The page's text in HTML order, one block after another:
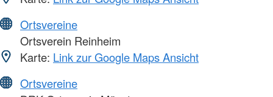
Ortsvereine
Ortsverein Reinheim
Karte: Link zur Google Maps Ansicht
Ortsvereine